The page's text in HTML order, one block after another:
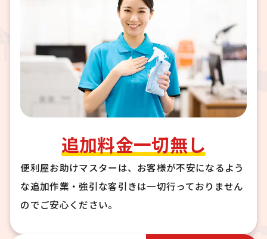
追加料金一切無し
便利屋お助けマスターは、お客様が不安になるよう
な追加作業・強引な客引きは一切行っておりません
のでご安心ください。